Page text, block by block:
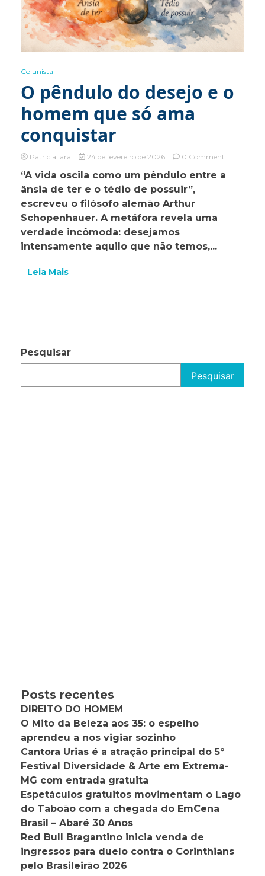
Colunista
O pêndulo do desejo e o
homem que só ama
conquistar
Patricia Iara 24 de fevereiro de 2026 0 Commenton
pêndulo
“A vida oscila como um pêndulo entre a
ânsia de ter e o tédio de possuir”,
escreveu o filósofo alemão Arthur
Schopenhauer. A metáfora revela uma
verdade incômoda: desejamos
intensamente aquilo que não temos,...
Leia Mais
Pesquisar
Pesquisar
Posts recentes
DIREITO DO HOMEM
O Mito da Beleza aos 35: o espelho
aprendeu a nos vigiar sozinho
Cantora Urias é a atração principal do 5º
Festival Diversidade & Arte em Extrema-
MG com entrada gratuita
Espetáculos gratuitos movimentam o Lago
do Taboão com a chegada do EmCena
Brasil – Abaré 30 Anos
Red Bull Bragantino inicia venda de
ingressos para duelo contra o Corinthians
pelo Brasileirão 2026